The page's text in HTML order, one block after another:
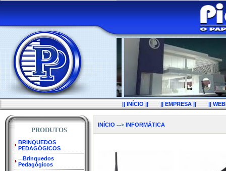
|| INÍCIO || || EMPRESA || ||
PRODUTOS
BRINQUEDOS
PEDAGÓGICOS
---Brinquedos
Pedagógicos
INÍCIO ---> INFORMÁTICA